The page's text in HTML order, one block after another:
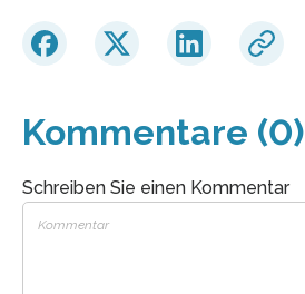
Kommentare (0)
Schreiben Sie einen Kommentar